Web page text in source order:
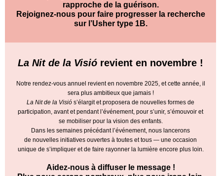
rapproche de la guérison.
Rejoignez-nous pour faire progresser la recherche
sur l’Usher type 1B.
La Nit de la Visió revient en novembre !
Notre rendez-vous annuel revient en novembre 2025, et cette année, il
sera plus ambitieux que jamais !
La Nit de la Visió s’élargit et proposera de nouvelles formes de
participation, avant et pendant l’événement, pour s’unir, s’émouvoir et
se mobiliser pour la vision des enfants.
Dans les semaines précédant l’événement, nous lancerons
de nouvelles initiatives ouvertes à toutes et tous — une occasion
unique de s’impliquer et de faire rayonner la lumière encore plus loin.
Aidez-nous à diffuser le message !